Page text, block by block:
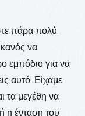
πάρα πολύ.
να
εμπόδιο για να
αυτό! Είχαμε
τα μεγέθη να
η ένταση του